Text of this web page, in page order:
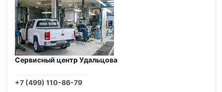
Сервисный центр Удальцова
+7 (499) 110-86-79